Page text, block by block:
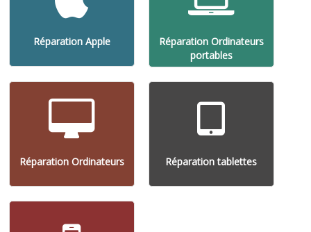
Réparation Apple
Réparation Ordinateurs
portables
Réparation Ordinateurs Réparation tablettes